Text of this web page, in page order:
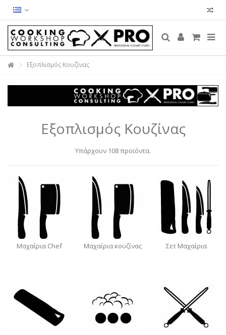
Εξοπλισμός Κουζίνας
Εξοπλισμός Κουζίνας
Υπάρχουν 108 προϊόντα.
Μαχαίρια Chef Μαχαίρια κουζίνας Σετ Μαχαίρια